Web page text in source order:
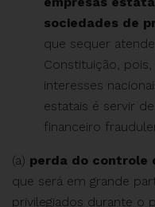
sociedades de
que sequer
Constituição,
interesses
estatais é servir
financeiro
(a) perda do controle
que será em grande
privilegiados durante o